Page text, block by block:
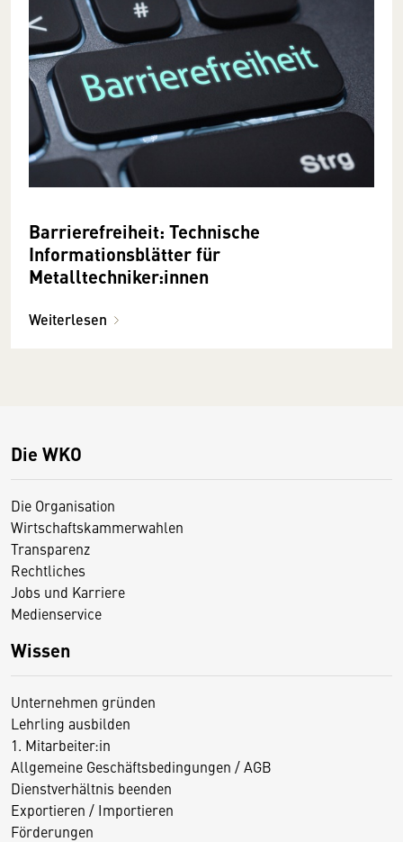
Barrierefreiheit: Technische
Informationsblätter für
Metalltechniker:innen
Weiterlesen
Die WKO
Die Organisation
Wirtschaftskammerwahlen
Transparenz
Rechtliches
Jobs und Karriere
Medienservice
Wissen
Unternehmen gründen
Lehrling ausbilden
1. Mitarbeiter:in
Allgemeine Geschäftsbedingungen / AGB
Dienstverhältnis beenden
Exportieren / Importieren
Förderungen